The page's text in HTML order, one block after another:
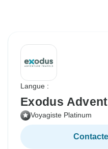
Langue :
Exodus
Voyagiste Platinum